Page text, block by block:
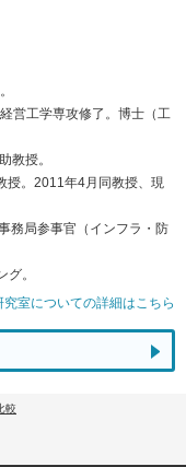
営工学専攻修了。博士（工
教授。
授。2011年4月同教授、現
務局参事官（インフラ・防
。
室についての詳細はこちら
較